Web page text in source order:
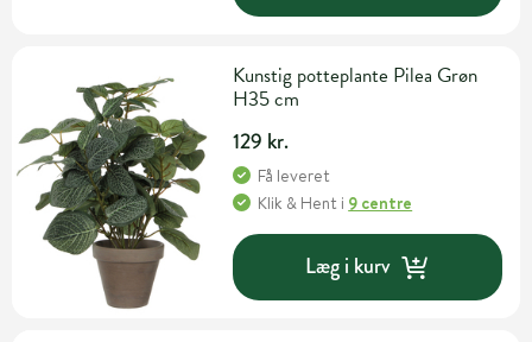
Kunstig potteplante Pilea Grøn
H35 cm
129 kr.
Få leveret
Klik & Hent i 9 centre
Læg i kurv